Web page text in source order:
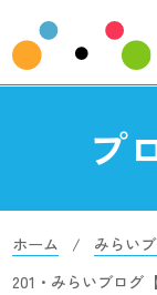
プ
ホーム
みらい
201・みらいブログ